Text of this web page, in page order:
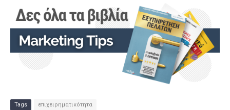
Tags επιχειρηματικότητα